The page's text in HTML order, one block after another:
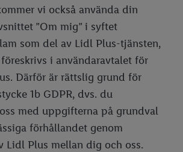
vi också använda din
”Om mig” i syftet
som del av Lidl Plus-tjänsten,
i användaravtalet för
Därför är rättslig grund för
1b GDPR, dvs. du
med uppgifterna på grundval
förhållandet genom
Lidl Plus mellan dig och oss.